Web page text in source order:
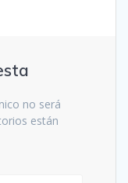
no será
están